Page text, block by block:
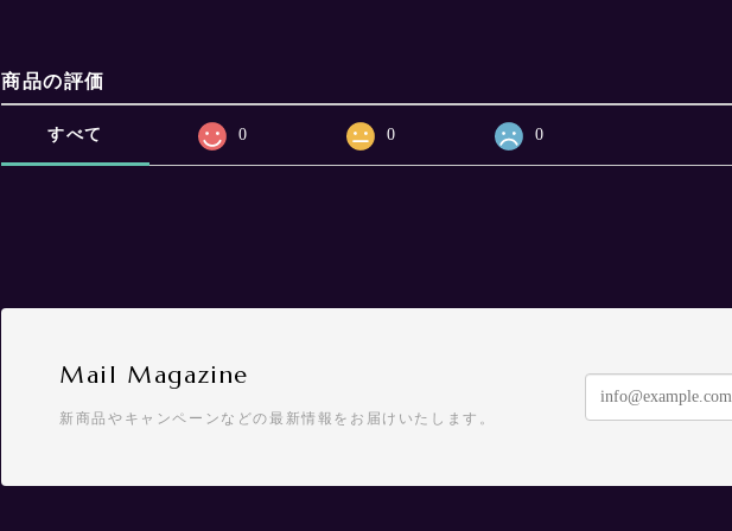
商品の評価
すべて 0 0 0
Mail Magazine
新商品やキャンペーンなどの最新情報をお届けいたします。